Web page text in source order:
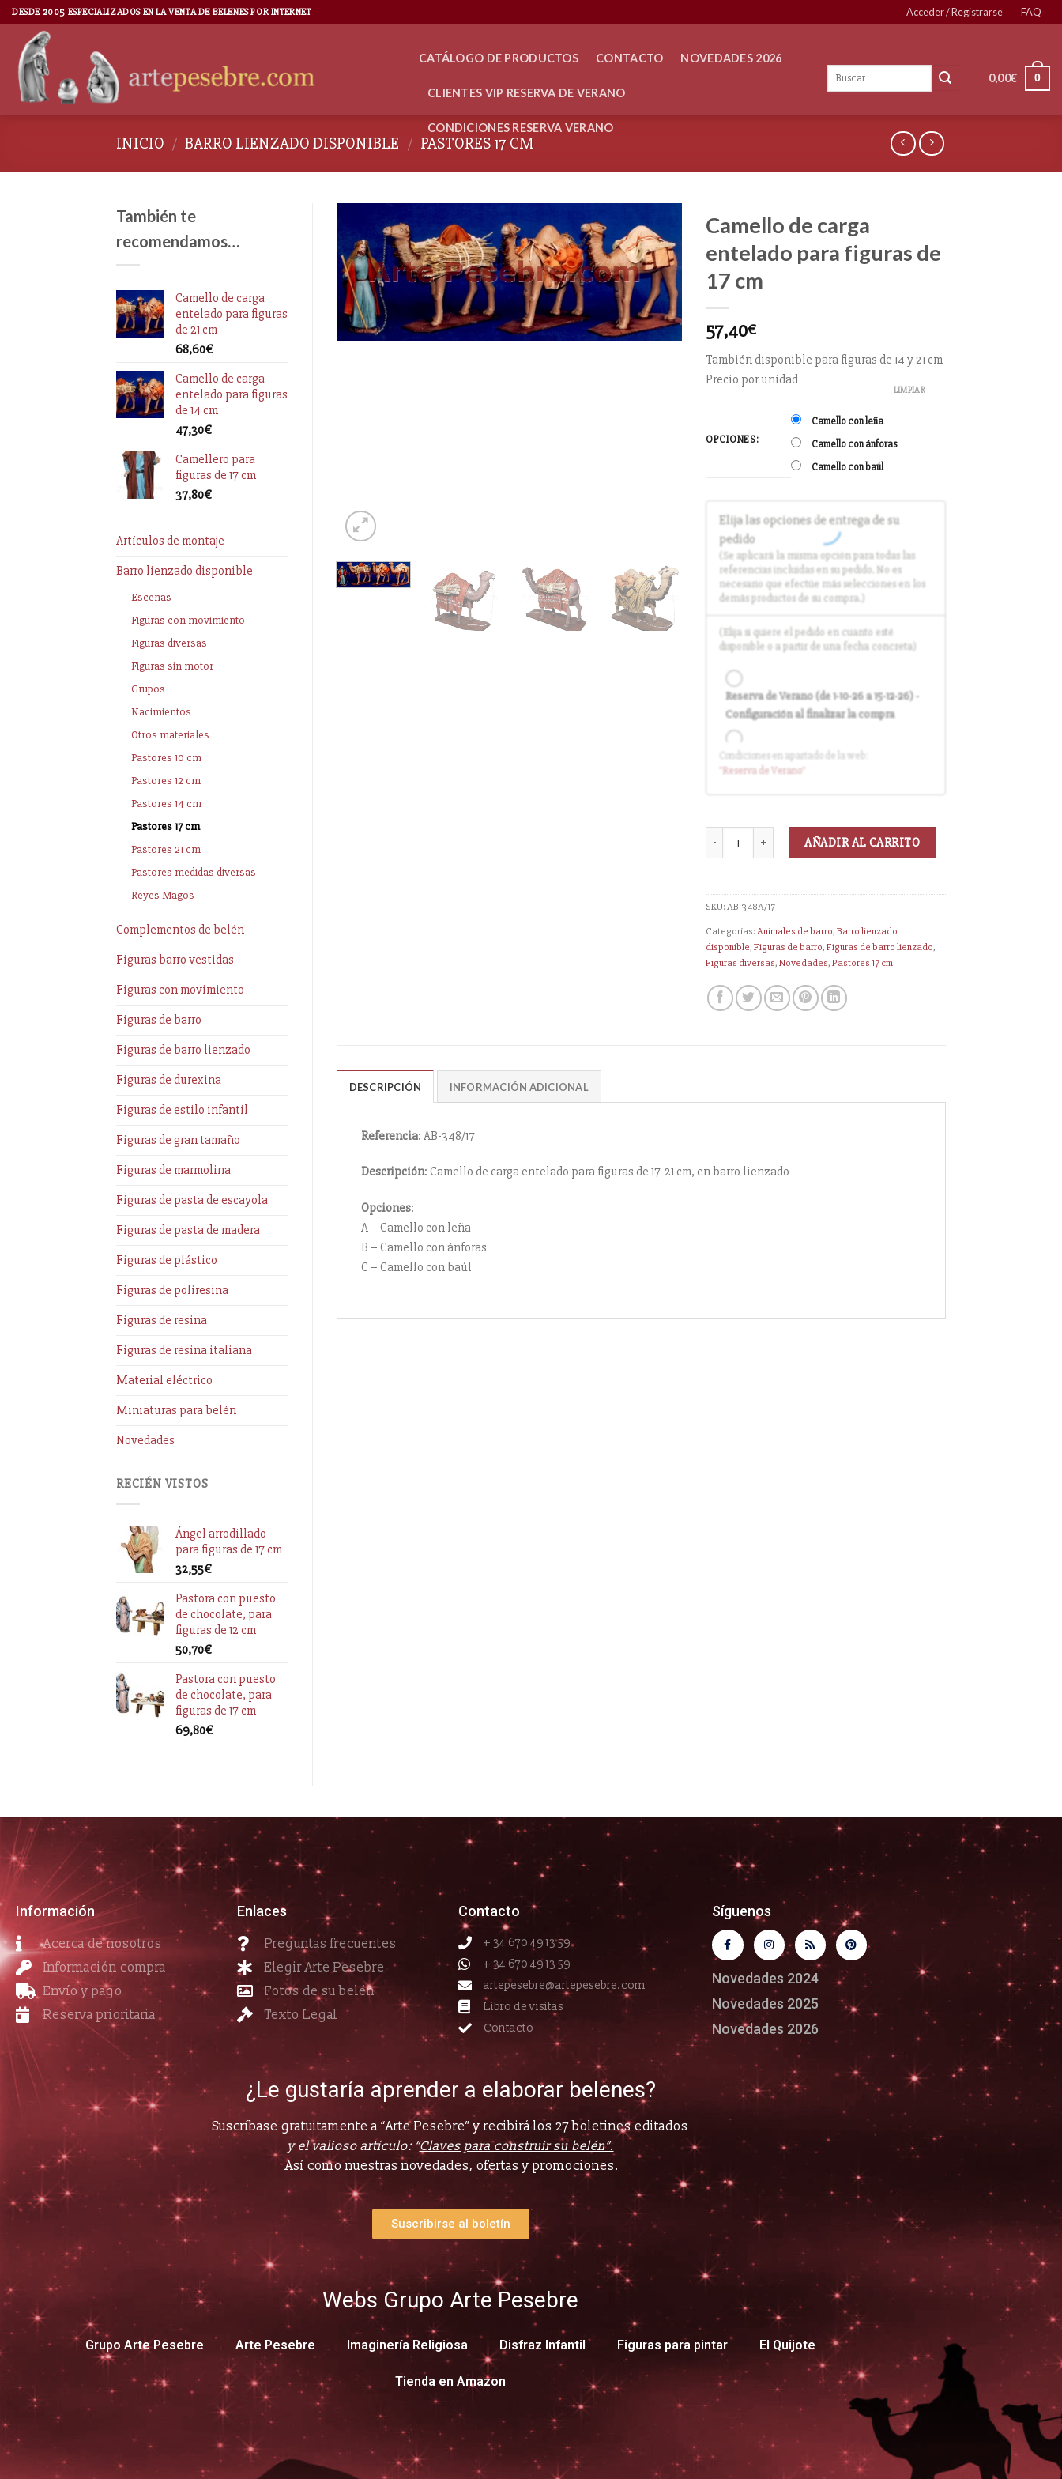
DESDE 2005 ESPECIALIZADOS EN LA VENTA DE BELENES POR INTERNET Acceder / Registrarse FAQ
CATÁLOGO DE PRODUCTOS CONTACTO NOVEDADES 2026
CLIENTES VIP RESERVA DE VERANO
CONDICIONES RESERVA VERANO
0,00€ 0
INICIO / BARRO LIENZADO DISPONIBLE / PASTORES 17 CM
También te
recomendamos…
Camello de carga
entelado para figuras
de 21 cm
68,60€
Camello de carga
entelado para figuras
de 14 cm
47,30€
Camellero para
figuras de 17 cm
37,80€
Artículos de montaje
Barro lienzado disponible
Escenas
Figuras con movimiento
Figuras diversas
Figuras sin motor
Grupos
Nacimientos
Otros materiales
Pastores 10 cm
Pastores 12 cm
Pastores 14 cm
Pastores 17 cm
Pastores 21 cm
Pastores medidas diversas
Reyes Magos
Complementos de belén
Figuras barro vestidas
Figuras con movimiento
Figuras de barro
Figuras de barro lienzado
Figuras de durexina
Figuras de estilo infantil
Figuras de gran tamaño
Figuras de marmolina
Figuras de pasta de escayola
Figuras de pasta de madera
Figuras de plástico
Figuras de poliresina
Figuras de resina
Figuras de resina italiana
Material eléctrico
Miniaturas para belén
Novedades
RECIÉN VISTOS
Ángel arrodillado
para figuras de 17 cm
32,55€
Pastora con puesto
de chocolate, para
figuras de 12 cm
50,70€
Pastora con puesto
de chocolate, para
figuras de 17 cm
69,80€
Camello de carga
entelado para figuras de
17 cm
57,40€
También disponible para figuras de 14 y 21 cm
Precio por unidad
OPCIONES:
Camello con leña
Camello con ánforas
Camello con baúl
LIMPIAR
Elija las opciones de entrega de su
pedido
(Se aplicará la misma opción para todas las
referencias incluidas en su pedido. No es
necesario que efectúe más selecciones en los
demás productos de su compra.)
(Elija si quiere el pedido en cuanto esté
disponible o a partir de una fecha concreta)
Reserva de Verano (de 1-10-26 a 15-12-26) -
Configuración al finalizar la compra
Entrega en cuanto el pedido esté
disponible (sin descuento)
Condiciones en apartado de la web:
"Reservade Verano"
AÑADIR AL CARRITO
SKU:AB-348A/17
Categorías:Animales de barro,Barro lienzado
disponible,Figuras de barro,Figuras de barro lienzado,
Figuras diversas,Novedades,Pastores 17 cm
DESCRIPCIÓN INFORMACIÓN ADICIONAL
Referencia: AB-348/17
Descripción: Camello de carga entelado para figuras de 17-21 cm, en barro lienzado
Opciones:
A – Camello con leña
B – Camello con ánforas
C – Camello con baúl
Información
Acerca de nosotros
Información compra
Envío y pago
Reserva prioritaria
Enlaces
Preguntas frecuentes
Elegir Arte Pesebre
Fotos de su belén
Texto Legal
Contacto
+ 34 670 49 13 59
+ 34 670 49 13 59
artepesebre@artepesebre.com
Libro de visitas
Contacto
Síguenos
Novedades 2024
Novedades 2025
Novedades 2026
¿Le gustaría aprender a elaborar belenes?
Suscríbase gratuitamente a “Arte Pesebre” y recibirá los 27 boletines editados
y el valioso artículo: “Claves para construir su belén”.
Así como nuestras novedades, ofertas y promociones.
Suscribirse al boletín
Webs Grupo Arte Pesebre
Grupo Arte Pesebre Arte Pesebre Imaginería Religiosa Disfraz Infantil Figuras para pintar El Quijote
Tienda en Amazon